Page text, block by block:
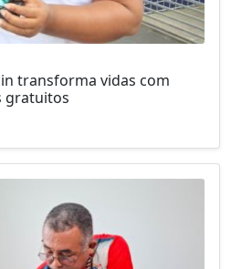
transforma vidas com
gratuitos